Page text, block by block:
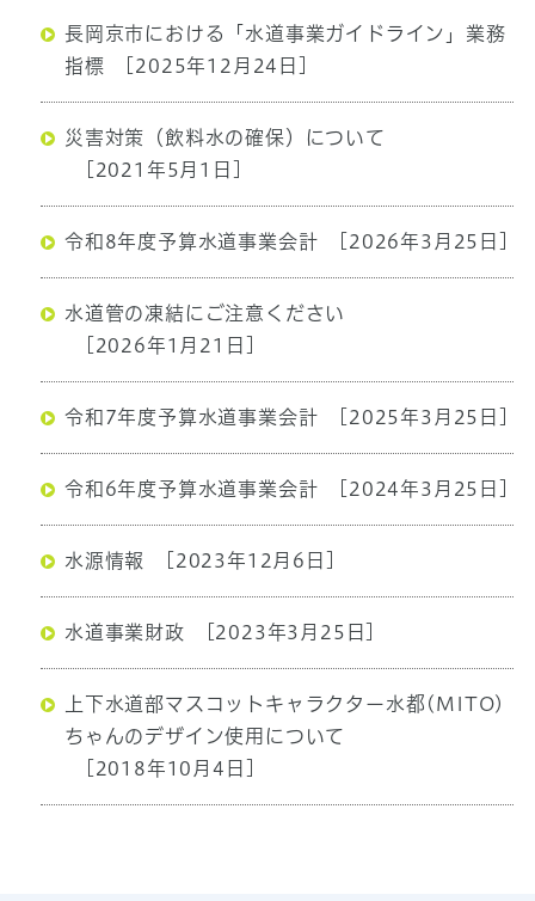
長岡京市における「水道事業ガイドライン」業務
指標
[2025年12月24日]
災害対策（飲料水の確保）について
[2021年5月1日]
令和8年度予算水道事業会計 [2026年3月25日]
水道管の凍結にご注意ください
[2026年1月21日]
令和7年度予算水道事業会計 [2025年3月25日]
令和6年度予算水道事業会計 [2024年3月25日]
水源情報 [2023年12月6日]
水道事業財政 [2023年3月25日]
上下水道部マスコットキャラクター水都(MITO)
ちゃんのデザイン使用について
[2018年10月4日]